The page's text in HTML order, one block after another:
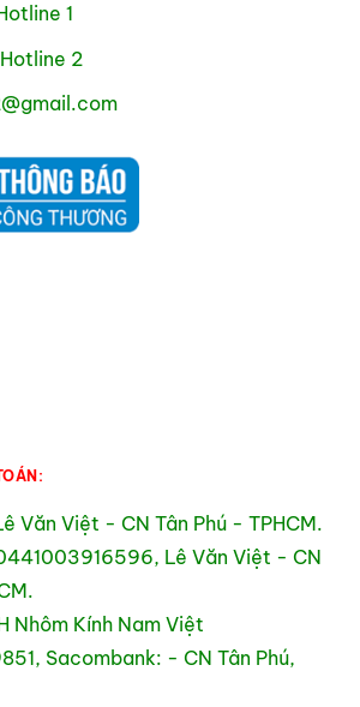
1
2
Văn Việt - CN Tân Phú - TPHCM.
Lê Văn Việt - CN
Nhôm Kính Nam Việt
Sacombank: - CN Tân Phú,